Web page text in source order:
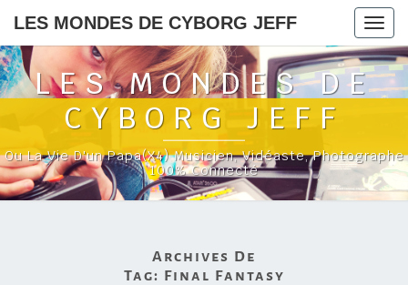
LES MONDES DE CYBORG JEFF
LES MONDES DE
CYBORG JEFF
Ou La Vie D'un Papa(x4) Musicien, Vidéaste, Photographe
100% Connecté
Archives De
Tag: Final Fantasy